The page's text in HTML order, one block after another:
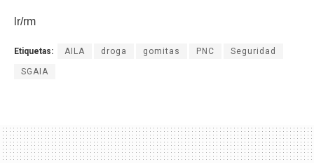
lr/rm
Etiquetas: AILA droga gomitas PNC Seguridad
SGAIA